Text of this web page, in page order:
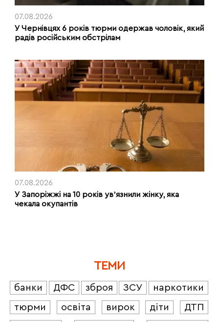
07.08.2026
У Чернівцях 6 років тюрми одержав чоловік, який
радів російським обстрілам
07.08.2026
У Запоріжжі на 10 років увʼязнили жінку, яка
чекала окупантів
ТЕМИ
банки ДФС зброя ЗСУ
наркотики
тюрми
освіта вирок діти
ДТП